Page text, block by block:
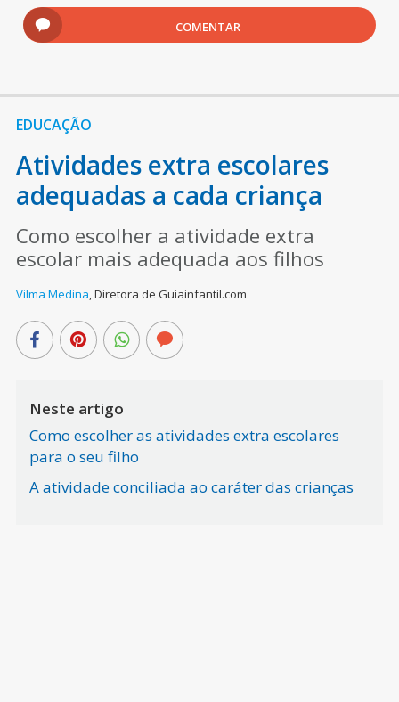
COMENTAR
EDUCAÇÃO
Atividades extra escolares
adequadas a cada criança
Como escolher a atividade extra
escolar mais adequada aos filhos
Vilma Medina,Diretora de Guiainfantil.com
Neste artigo
Como escolher as atividades extra escolares
para o seu filho
A atividade conciliada ao caráter das crianças